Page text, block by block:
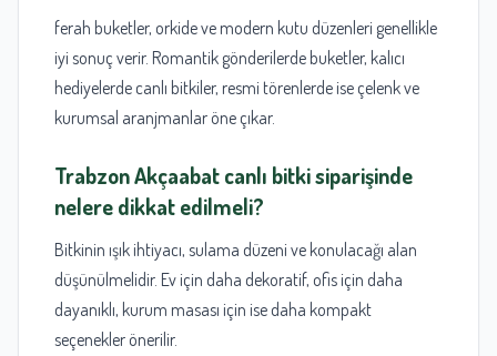
ferah buketler, orkide ve modern kutu düzenleri genellikle
iyi sonuç verir. Romantik gönderilerde buketler, kalıcı
hediyelerde canlı bitkiler, resmi törenlerde ise çelenk ve
kurumsal aranjmanlar öne çıkar.
Trabzon Akçaabat canlı bitkisiparişinde
nelere dikkat edilmeli?
Bitkinin ışık ihtiyacı, sulama düzeni ve konulacağı alan
düşünülmelidir. Ev için daha dekoratif, ofis için daha
dayanıklı, kurum masası için ise daha kompakt
seçenekler önerilir.